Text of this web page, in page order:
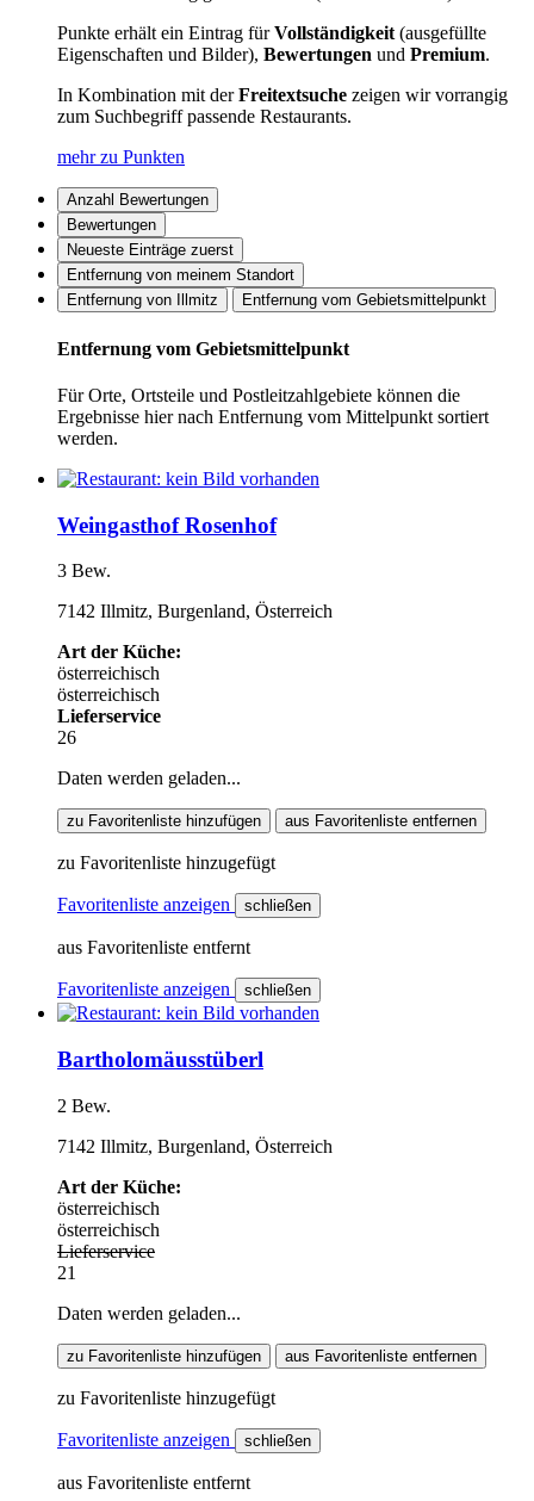
Punkte erhält ein Eintrag fürVollständigkeit(ausgefüllte
Eigenschaften und Bilder), Bewertungen und Premium.
In Kombination mit derFreitextsuche zeigen wir vorrangig
zum Suchbegriff passende Restaurants.
mehr zu Punkten
Anzahl Bewertungen
Bewertungen
Neueste Einträge zuerst
Entfernung von meinem Standort
Entfernung von Illmitz
Entfernung vom Gebietsmittelpunkt
Entfernung vom Gebietsmittelpunkt
Für Orte, Ortsteile und Postleitzahlgebiete können die
Ergebnisse hier nach Entfernung vom Mittelpunkt sortiert
werden.
Weingasthof Rosenhof
3 Bew.
7142 Illmitz, Burgenland, Österreich
Art der Küche:
österreichisch
österreichisch
Lieferservice
26
Daten werden geladen...
zu Favoritenliste hinzufügen aus Favoritenliste entfernen
zu Favoritenliste hinzugefügt
Favoritenliste anzeigen schließen
aus Favoritenliste entfernt
Favoritenliste anzeigen schließen
Bartholomäusstüberl
2 Bew.
7142 Illmitz, Burgenland, Österreich
Art der Küche:
österreichisch
österreichisch
Lieferservice
21
Daten werden geladen...
zu Favoritenliste hinzufügen aus Favoritenliste entfernen
zu Favoritenliste hinzugefügt
Favoritenliste anzeigen schließen
aus Favoritenliste entfernt